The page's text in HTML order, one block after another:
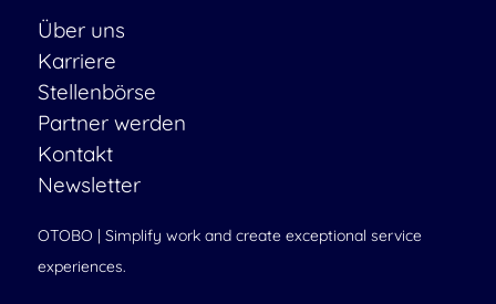
Über uns
Karriere
Stellenbörse
Partner werden
Kontakt
Newsletter
OTOBO | Simplify work and create exceptional service
experiences.